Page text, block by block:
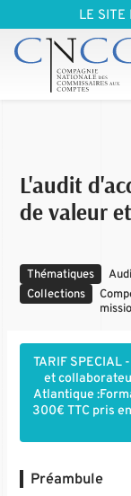
LE SITE
L'audit
de valeur
Thématiques
Collections
TARIF SPECIAL
et
Atlantique
300€ TTC pris
Préambule